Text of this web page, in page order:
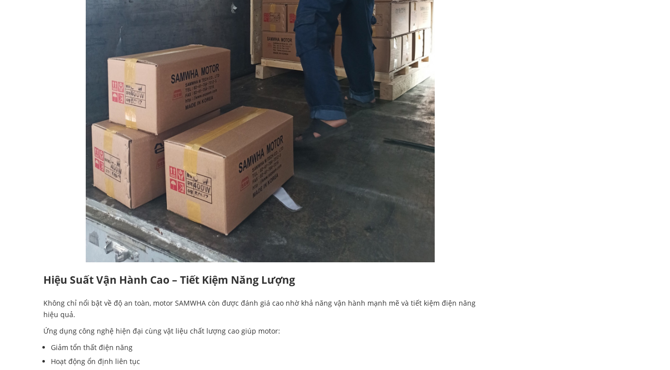
Hiệu Suất Vận Hành Cao – Tiết Kiệm Năng Lượng
Không chỉ nổi bật về độ an toàn, motor SAMWHA còn được đánh giá cao nhờ khả năng vận hành mạnh mẽ và tiết kiệm điện năng
hiệu quả.
Ứng dụng công nghệ hiện đại cùng vật liệu chất lượng cao giúp motor:
Giảm tổn thất điện năng
Hoạt động ổn định liên tục